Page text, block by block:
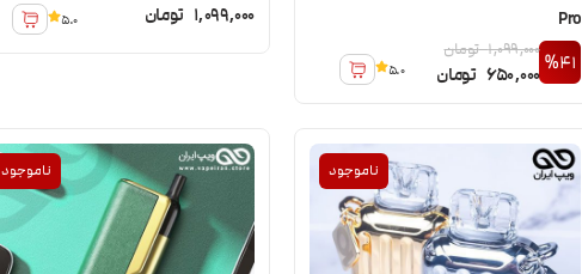
Pro
%41
1,099,000 تومان
650,000 تومان 5.0
1,099,000 تومان 5.0
ناموجود ناموجود